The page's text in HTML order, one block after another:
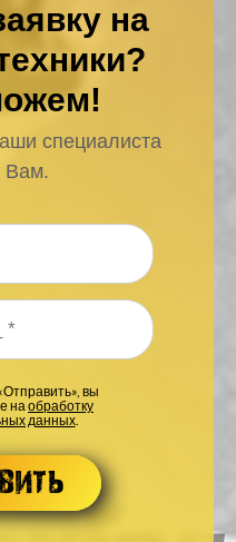
на
специалиста
Вам.
вы
наобработку
данных.